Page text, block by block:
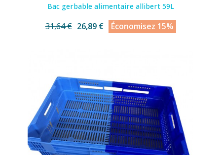
Bac gerbable alimentaire allibert 59L
31,64 € 26,89 € Économisez 15%